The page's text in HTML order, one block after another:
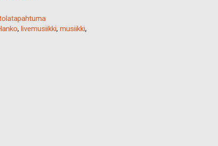
, livemusiikki, musiikki,